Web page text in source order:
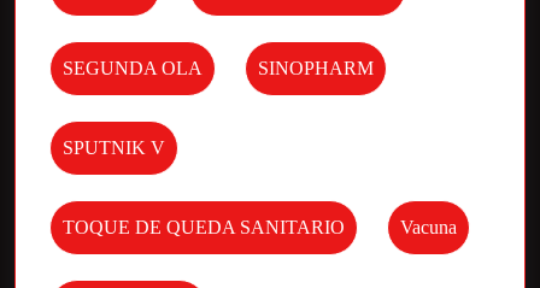
SEGUNDA OLA SINOPHARM
SPUTNIK V
TOQUE DE QUEDA SANITARIO Vacuna